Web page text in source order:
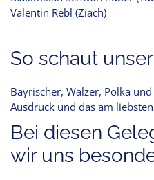
Valentin Rebl (Ziach)
So schaut
Bayrischer, Walzer, Polka
Ausdruck und das am
Bei diesen
wir uns